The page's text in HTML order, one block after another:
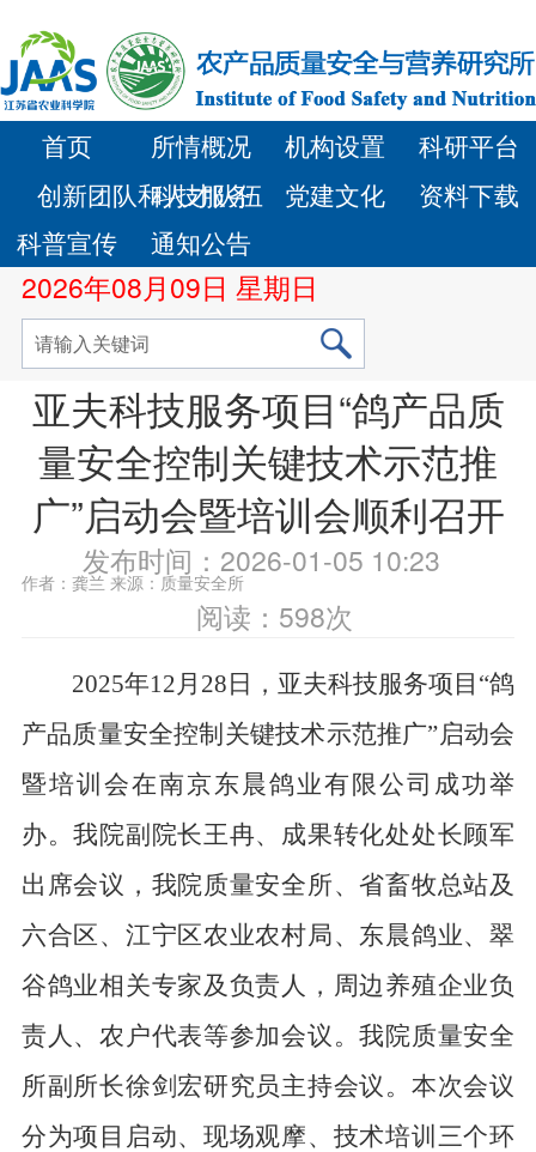
首页 所情概况 机构设置
科研平台
创新团队和人才队伍
科技服务 党建文化
资料下载
科普宣传
通知公告
2026年08月09日 星期日
亚夫科技服务项目“鸽产品质
量安全控制关键技术示范推
广”启动会暨培训会顺利召开
发布时间：2026-01-05 10:23
作者：龚兰 来源：质量安全所
阅读： 598次
2025年12月28日，亚夫科技服务项目“鸽
产品质量安全控制关键技术示范推广”启动会
暨培训会在南京东晨鸽业有限公司成功举
办。我院副院长王冉、成果转化处处长顾军
出席会议，我院质量安全所、省畜牧总站及
六合区、江宁区农业农村局、东晨鸽业、翠
谷鸽业相关专家及负责人，周边养殖企业负
责人、农户代表等参加会议。我院质量安全
所副所长徐剑宏研究员主持会议。本次会议
分为项目启动、现场观摩、技术培训三个环